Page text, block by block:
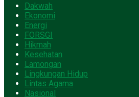
Dakwah
Ekonomi
Energi
FORSGI
Hikmah
Kesehatan
Lamongan
Lingkungan Hidup
Lintas Agama
Nasional